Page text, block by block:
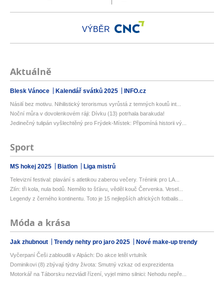
VÝBĚR
Aktuálně
Blesk Vánoce Kalendář svátků 2025 INFO.cz
Násilí bez motivu. Nihilistický terorismus vyrůstá z temných koutů int...
Noční můra v dovolenkovém ráji: Dívku (13) potrhala barakuda!
Jedinečný tulipán vyšlechtěný pro Frýdek-Místek: Připomíná historii vý...
Sport
MS hokej 2025 Biatlon Liga mistrů
Televizní festival: plavání s atletikou zaberou večery. Trénink pro LA...
Zlín: tři kola, nula bodů. Nemělo to šťávu, věděl kouč Červenka. Vesel...
Legendy z černého kontinentu. Toto je 15 nejlepších afrických fotbalis...
Móda a krása
Jak zhubnout Trendy nehty pro jaro 2025 Nové make-up trendy
Vyčerpaní Češi zabloudili v Alpách: Do akce letěl vrtulník
Dominikovi (8) zbývají týdny života: Smutný vzkaz od exprezidenta
Motorkář na Táborsku nezvládl řízení, vyjel mimo silnici: Nehodu nepře...